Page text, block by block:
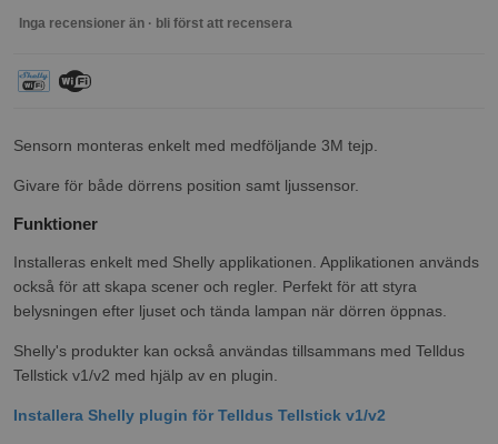
Inga recensioner än · bli först att recensera
Sensorn monteras enkelt med medföljande 3M tejp.
Givare för både dörrens position samt ljussensor.
Funktioner
Installeras enkelt med Shelly applikationen. Applikationen används
också för att skapa scener och regler. Perfekt för att styra
belysningen efter ljuset och tända lampan när dörren öppnas.
Shelly's produkter kan också användas tillsammans med Telldus
Tellstick v1/v2 med hjälp av en plugin.
Installera Shelly plugin för Telldus Tellstick v1/v2